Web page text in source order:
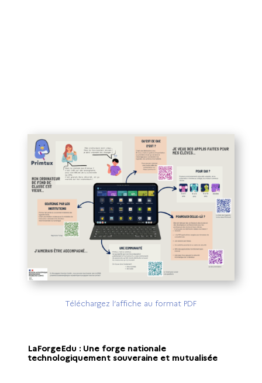
Téléchargez l’affiche au format PDF
LaForgeEdu : Une forge nationale
technologiquement souveraine et mutualisée